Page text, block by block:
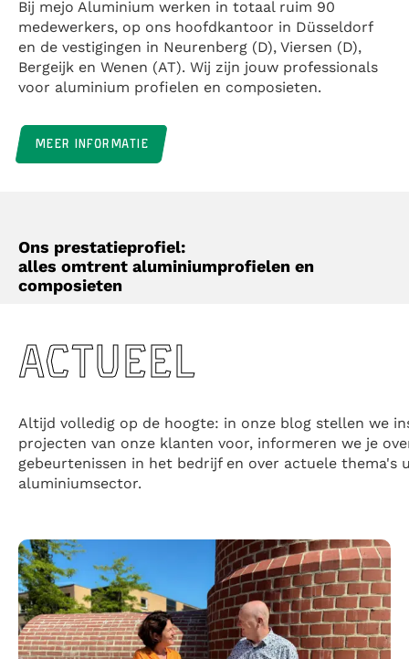
Bij mejo Aluminium werken in totaal ruim 90
medewerkers, op ons hoofdkantoor in Düsseldorf
en de vestigingen in Neurenberg (D), Viersen (D),
Bergeijk en Wenen (AT). Wij zijn jouw professionals
voor aluminium profielen en composieten.
MEER INFORMATIE
Ons prestatieprofiel:
alles omtrent aluminiumprofielen en
composieten
ACTUEEL
Altijd volledig op de hoogte: in onze blog stellen we
projecten van onze klanten voor, informeren we je
gebeurtenissen in het bedrijf en over actuele thema's
aluminiumsector.